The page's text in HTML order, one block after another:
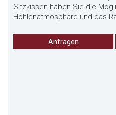
Sitzkissen haben Sie die
Höhlenatmosphäre und das
Anfragen